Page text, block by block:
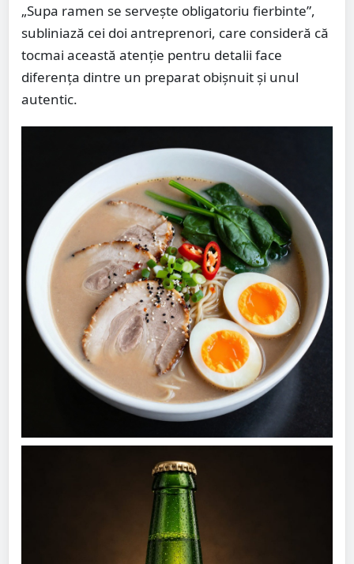
„Supa ramen se servește obligatoriu fierbinte”,
subliniază cei doi antreprenori, care consideră că
tocmai această atenție pentru detalii face
diferența dintre un preparat obișnuit și unul
autentic.